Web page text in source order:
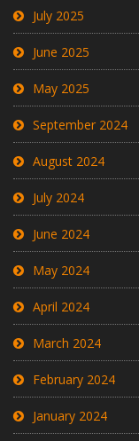
July 2025
June 2025
May 2025
September 2024
August 2024
July 2024
June 2024
May 2024
April 2024
March 2024
February 2024
January 2024